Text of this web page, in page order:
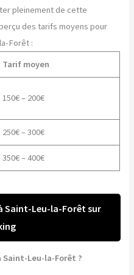
pleinement de cette
des tarifs moyens pour
Forêt :
Tarif moyen
150€ – 200€
250€ – 300€
350€ – 400€
Saint-Leu-la-Forêt sur
Saint-Leu-la-Forêt ?